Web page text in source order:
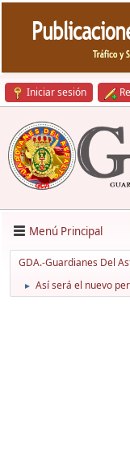
Iniciar sesión
Menú Principal
GDA.-Guardianes Del
► Así será el nuevo